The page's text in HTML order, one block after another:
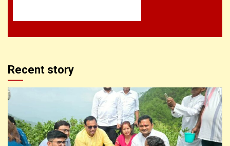
Recent story